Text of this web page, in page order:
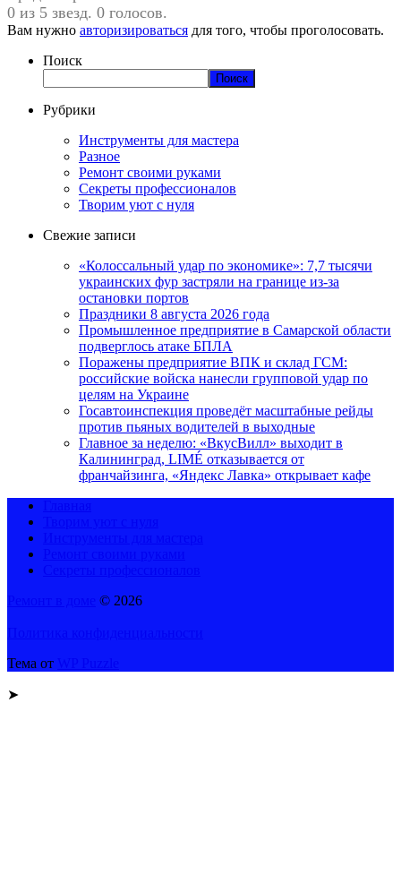
0 из 5 звезд. 0 голосов.
Вам нужно авторизироваться для того, чтобы проголосовать.
Поиск
Поиск
Рубрики
Инструменты для мастера
Разное
Ремонт своими руками
Секреты профессионалов
Творим уют с нуля
Свежие записи
«Колоссальный удар по экономике»: 7,7 тысячи
украинских фур застряли на границе из-за
остановки портов
Праздники 8 августа 2026 года
Промышленное предприятие в Самарской области
подверглось атаке БПЛА
Поражены предприятие ВПК и склад ГСМ:
российские войска нанесли групповой удар по
целям на Украине
Госавтоинспекция проведёт масштабные рейды
против пьяных водителей в выходные
Главное за неделю: «ВкусВилл» выходит в
Калининград, LIMÉ отказывается от
франчайзинга, «Яндекс Лавка» открывает кафе
© 2026
Тема от
➤